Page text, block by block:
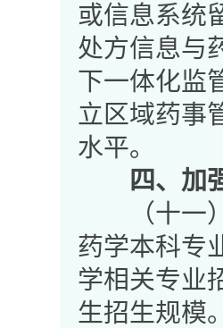
或信息系统
处方信息与
下一体化监
立区域药事
水平。
四、加
（十一）
药学本科专
学相关专业
生招生规模